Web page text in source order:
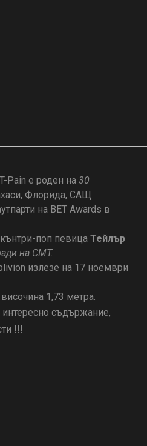
Pain е роден на 30
Флорида, САЩ
на BET Awards в
поп певица Тейлър
на CMT.
излезе на 17 ноември
1,73 метра.
интересно съдържание,
!!!